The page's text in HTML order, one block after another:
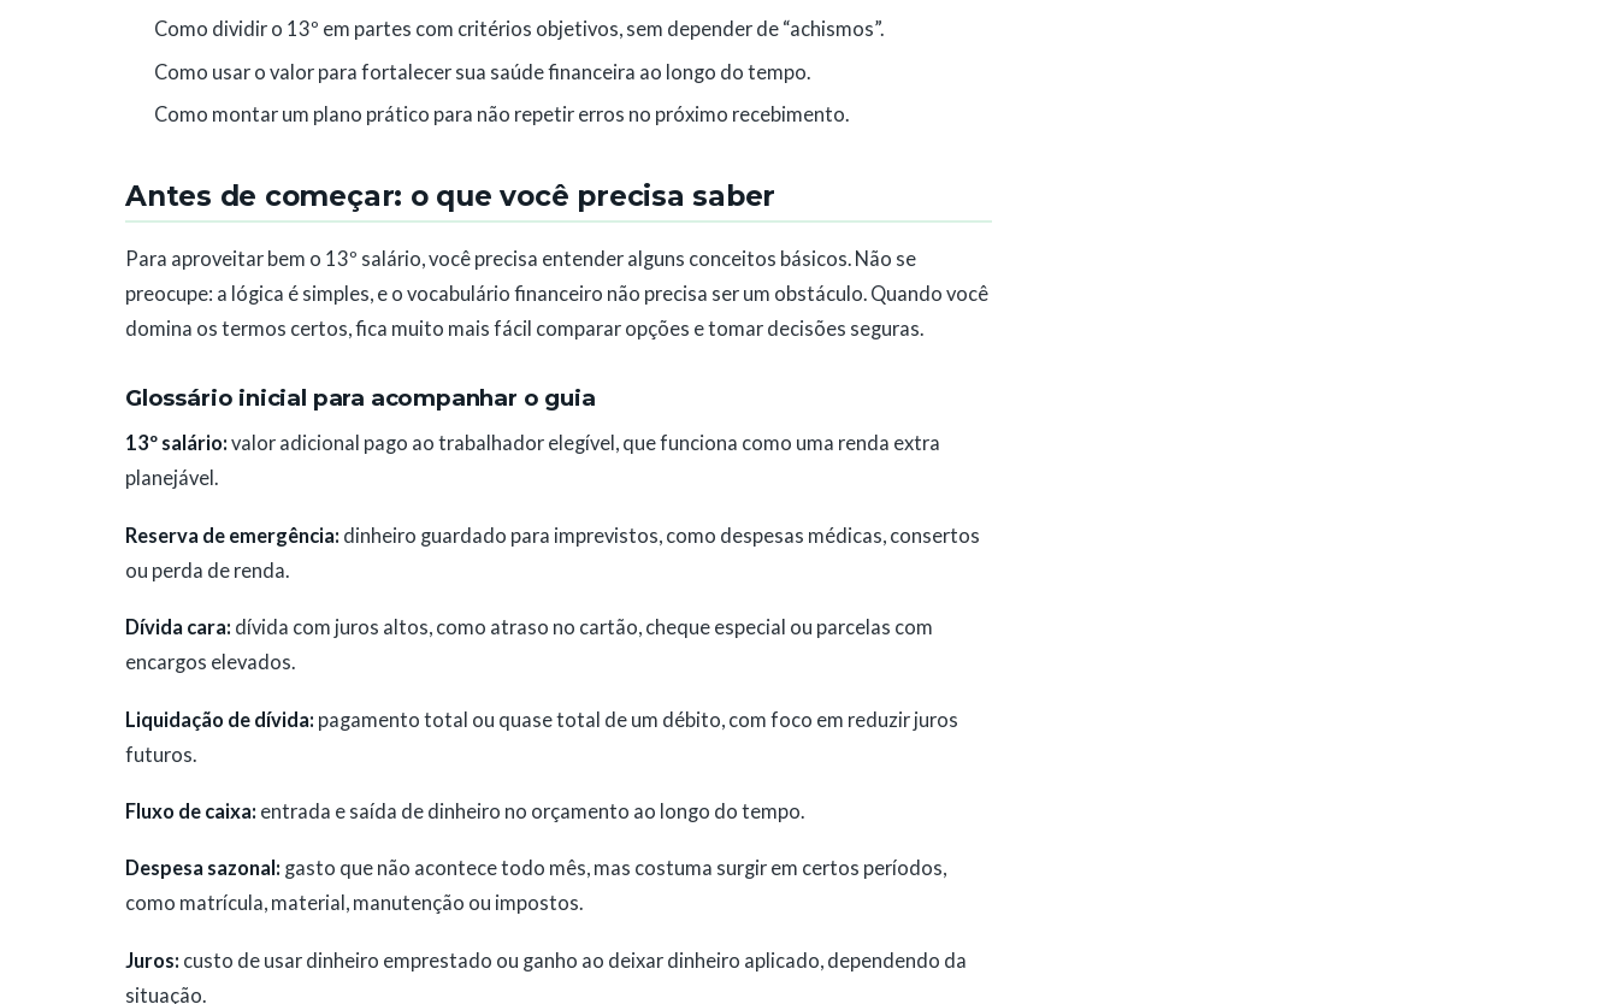
Como dividir o 13º em partes com critérios objetivos, sem depender de “achismos”.
Como usar o valor para fortalecer sua saúde financeira ao longo do tempo.
Como montar um plano prático para não repetir erros no próximo recebimento.
Antes de começar: o que você precisa saber
Para aproveitar bem o 13º salário, você precisa entender alguns conceitos básicos. Não se
preocupe: a lógica é simples, e o vocabulário financeiro não precisa ser um obstáculo. Quando você
domina os termos certos, fica muito mais fácil comparar opções e tomar decisões seguras.
Glossário inicial para acompanhar o guia
13º salário: valor adicional pago ao trabalhador elegível, que funciona como uma renda extra
planejável.
Reserva de emergência: dinheiro guardado para imprevistos, como despesas médicas, consertos
ou perda de renda.
Dívida cara: dívida com juros altos, como atraso no cartão, cheque especial ou parcelas com
encargos elevados.
Liquidação de dívida: pagamento total ou quase total de um débito, com foco em reduzir juros
futuros.
Fluxo de caixa: entrada e saída de dinheiro no orçamento ao longo do tempo.
Despesa sazonal: gasto que não acontece todo mês, mas costuma surgir em certos períodos,
como matrícula, material, manutenção ou impostos.
Juros: custo de usar dinheiro emprestado ou ganho ao deixar dinheiro aplicado, dependendo da
situação.